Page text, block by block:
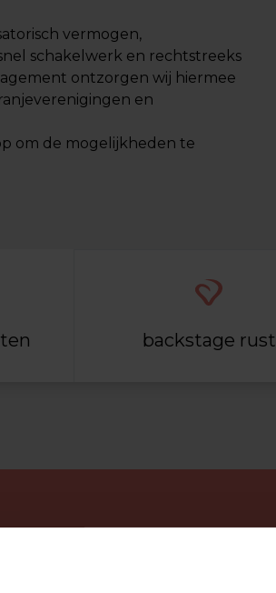
vermogen,
schakelwerk en rechtstreeks
ontzorgen wij hiermee
en
om de mogelijkheden te
backstage rust